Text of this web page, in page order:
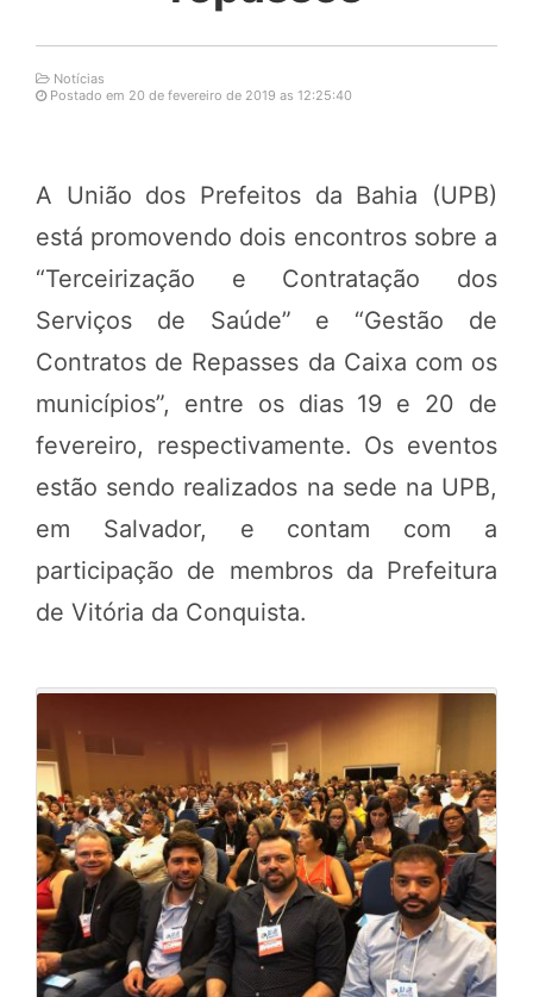
Notícias
Postado em 20 de fevereiro de 2019 as 12:25:40
A União dos Prefeitos da Bahia (UPB)
está promovendo dois encontros sobre a
“Terceirização e Contratação dos
Serviços de Saúde” e “Gestão de
Contratos de Repasses da Caixa com os
municípios”, entre os dias 19 e 20 de
fevereiro, respectivamente. Os eventos
estão sendo realizados na sede na UPB,
em Salvador, e contam com a
participação de membros da Prefeitura
de Vitória da Conquista.